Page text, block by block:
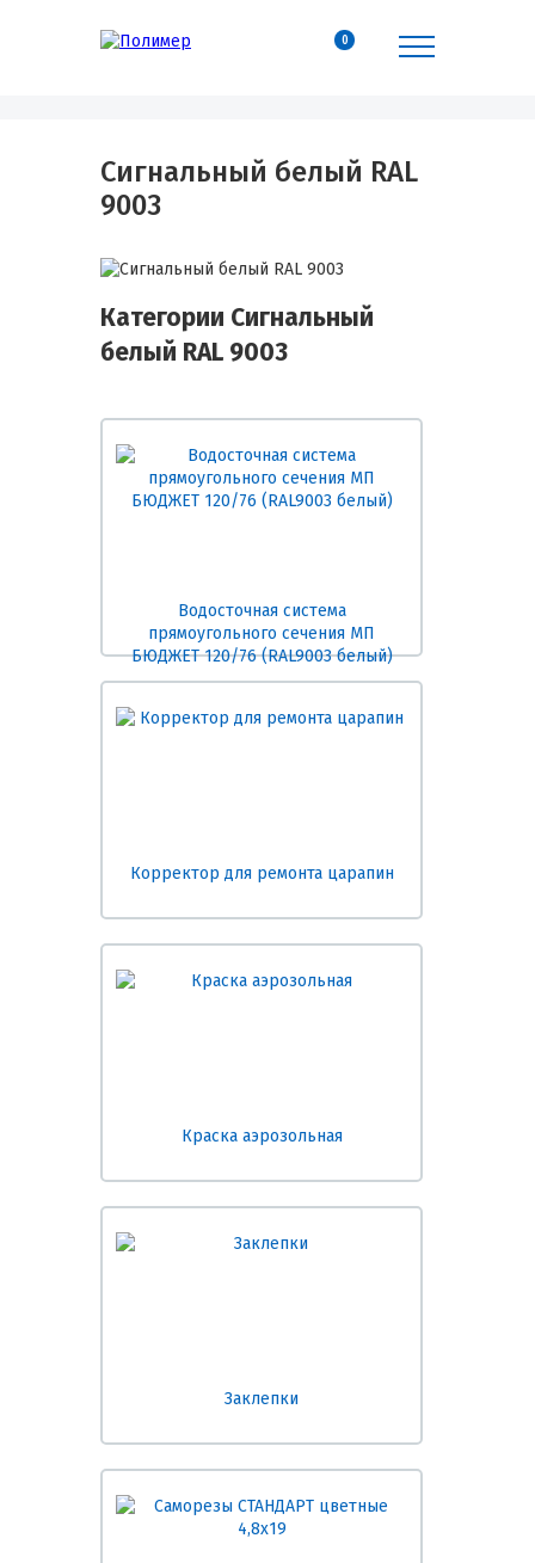
0
Сигнальный белый RAL
9003
Категории Сигнальный
белый RAL 9003
Водосточная система
прямоугольного сечения МП
БЮДЖЕТ 120/76 (RAL9003 белый)
Корректор для ремонта царапин
Краска аэрозольная
Заклепки